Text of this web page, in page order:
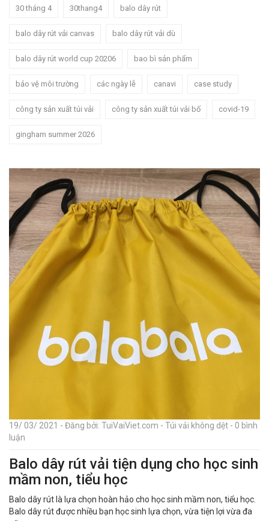
30 tháng 4 30thang4 balo dây rút
balo dây rút vải canvas balo dây rút vải dù
balo dây rút world cup 20206 bao bì sản phẩm
bảo vệ môi trường các ngày lễ canavi case study
công ty sản xuất túi vải công ty sản xuất túi vải bố covid-19
gingham summer 2026
19/ 03/ 2021 - Đăng bởi: TuiVaiViet.com - Túi vải không dệt - 0 bình
luận
Balo dây rút vải tiện dụng cho học sinh
mầm non, tiểu học
Balo dây rút là lựa chọn hoàn hảo cho học sinh mầm non, tiểu học.
Balo dây rút được nhiều bạn học sinh lựa chọn, vừa tiện lợi vừa đa